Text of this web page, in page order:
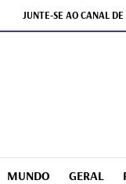
JUNTE-SE AO CANAL
MUNDO GERAL